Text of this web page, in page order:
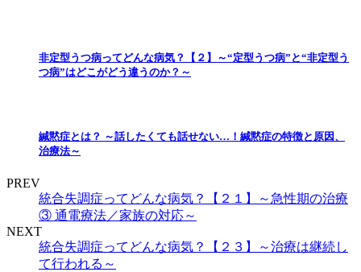
非定型うつ病ってどんな病気？【２】～“定型うつ病”と“非定型う
つ病”はどこがどう違うのか？～
緘黙症とは？ ～話したくても話せない…！緘黙症の特徴と原因、
治療法～
PREV
統合失調症ってどんな病気？【２１】～急性期の治療
③ 通電療法／家族の対応～
NEXT
統合失調症ってどんな病気？【２３】～治療は継続し
て行われる～